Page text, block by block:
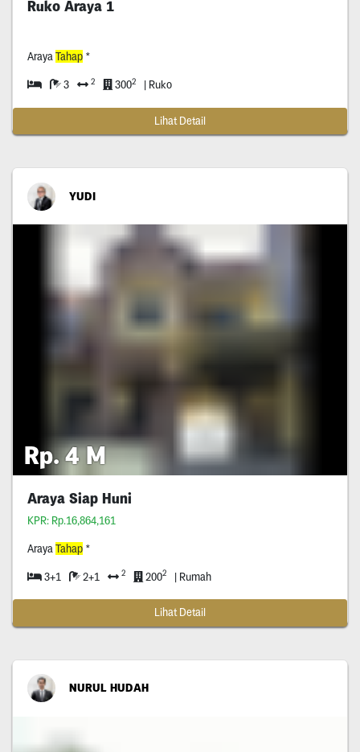
Ruko Araya 1
Araya Tahap*
3 2 3002 | Ruko
Lihat Detail
YUDI
Rp. 4 M
Araya Siap Huni
KPR: Rp.16,864,161
Araya Tahap*
3+1 2+1 2 2002 | Rumah
Lihat Detail
NURUL HUDAH